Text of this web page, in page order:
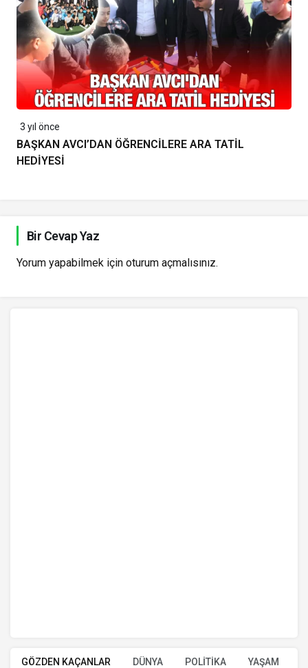
3 yıl önce
BAŞKAN AVCI’DAN ÖĞRENCİLERE ARA TATİL
HEDİYESİ
Bir Cevap Yaz
Yorum yapabilmek için oturum açmalısınız.
GÖZDEN KAÇANLAR DÜNYA POLİTİKA YAŞAM